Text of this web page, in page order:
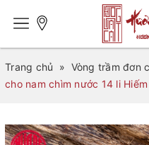
Trang chủ » Vòng trầm đơn
cho nam chìm nước 14 li Hiếm